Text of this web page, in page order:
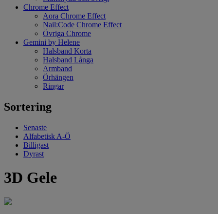
Chrome Effect
Aora Chrome Effect
Nail:Code Chrome Effect
Övriga Chrome
Gemini by Helene
Halsband Korta
Halsband Långa
Armband
Örhängen
Ringar
Sortering
Senaste
Alfabetisk A-Ö
Billigast
Dyrast
3D Gele